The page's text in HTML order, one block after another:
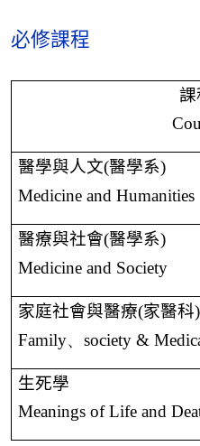
必修課程
課
醫學與人文(醫學系)
Medicine and Humanities
醫療與社會(醫學系)
Medicine and Society
家庭社會與醫療(家醫科)
Family、society &
生死學
Meanings of Life and